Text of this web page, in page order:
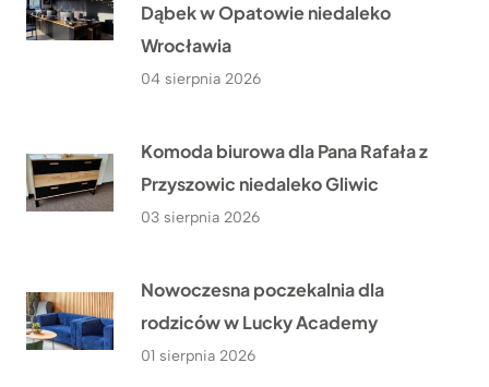
Dąbek w Opatowie niedaleko
Wrocławia
04 sierpnia 2026
Komoda biurowa dla Pana Rafała z
Przyszowic niedaleko Gliwic
03 sierpnia 2026
Nowoczesna poczekalnia dla
rodziców w Lucky Academy
01 sierpnia 2026